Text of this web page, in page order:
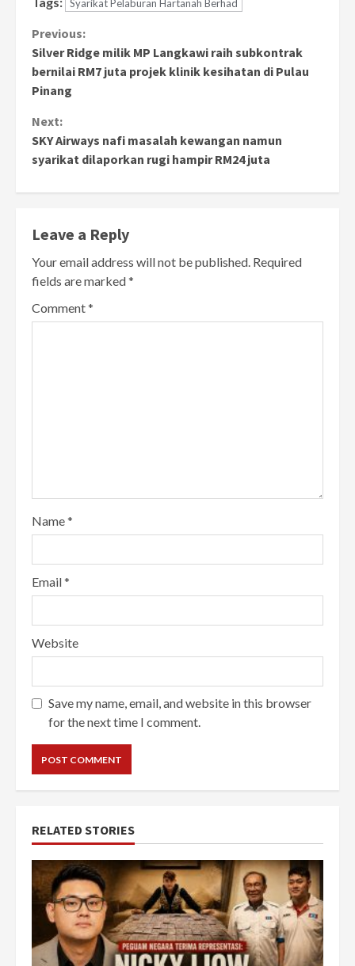
Syarikat Pelaburan Hartanah Berhad
Continue
Reading
Previous:
Silver Ridge milik MP Langkawi raih subkontrak
bernilai RM7 juta projek klinik kesihatan di Pulau
Pinang
Next:
SKY Airways nafi masalah kewangan namun
syarikat dilaporkan rugi hampir RM24 juta
Leave a Reply
Your email address will not be published. Required
fields are marked*
Comment*
Name*
Email*
Website
Save my name, email, and website in this browser
for the next time I comment.
RELATED STORIES